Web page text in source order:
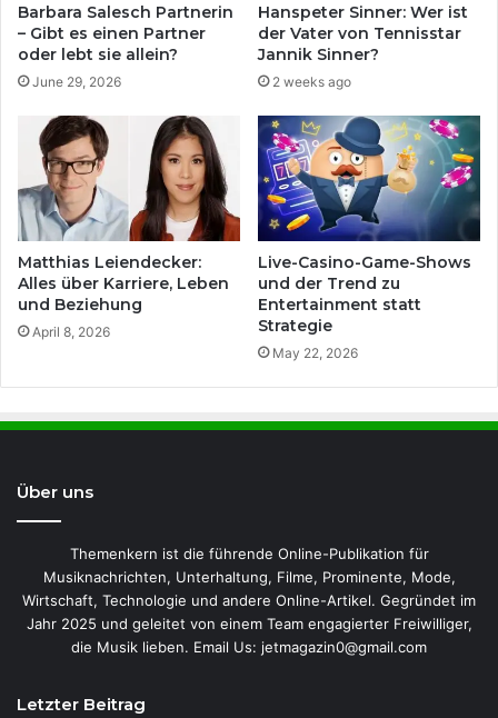
Barbara Salesch Partnerin
– Gibt es einen Partner
oder lebt sie allein?
June 29, 2026
Hanspeter Sinner: Wer ist
der Vater von Tennisstar
Jannik Sinner?
2 weeks ago
Matthias Leiendecker:
Alles über Karriere, Leben
und Beziehung
April 8, 2026
Live-Casino-Game-Shows
und der Trend zu
Entertainment statt
Strategie
May 22, 2026
Über uns
Themenkern ist die führende Online-Publikation für
Musiknachrichten, Unterhaltung, Filme, Prominente, Mode,
Wirtschaft, Technologie und andere Online-Artikel. Gegründet im
Jahr 2025 und geleitet von einem Team engagierter Freiwilliger,
die Musik lieben. Email Us: jetmagazin0@gmail.com
Letzter Beitrag